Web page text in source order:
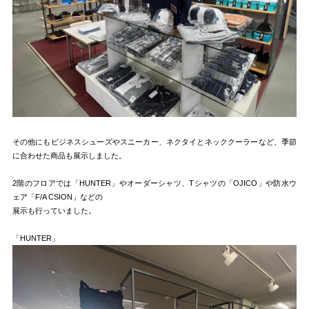
その他にもビジネスシューズやスニーカー、ネクタイとネッククーラーなど、季節
に合わせた商品も展示しました。
2階のフロアでは「HUNTER」やオーダーシャツ、Tシャツの「OJICO」や防水ウ
ェア「F/A CSION 」などの
展示も行っていました。
「HUNTER」